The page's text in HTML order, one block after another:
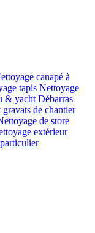
canapé à
tapis Nettoyage
& yacht Débarras
de chantier
de store
extérieur